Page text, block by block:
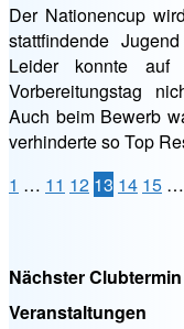
Der Nationencup
stattfindende
Leider konnte auf
Vorbereitungstag
Auch beim Bewerb
verhinderte so Top
Beiträge
1 … 11 12 13 14 15 …
Nächster Clubtermin
Veranstaltungen